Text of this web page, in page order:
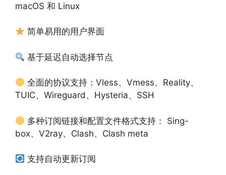
macOS 和 Linux
简单易用的用户界面
基于延迟自动选择节点
全面的协议支持：Vless、Vmess、Reality、
TUIC、Wireguard、Hysteria、SSH
多种订阅链接和配置文件格式支持： Sing-
box、V2ray、Clash、Clash meta
支持自动更新订阅